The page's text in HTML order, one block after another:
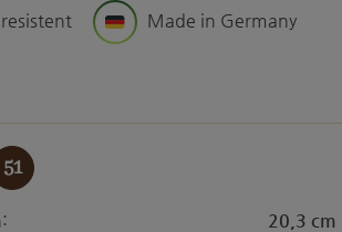
Made in Germany
51
20,3 cm